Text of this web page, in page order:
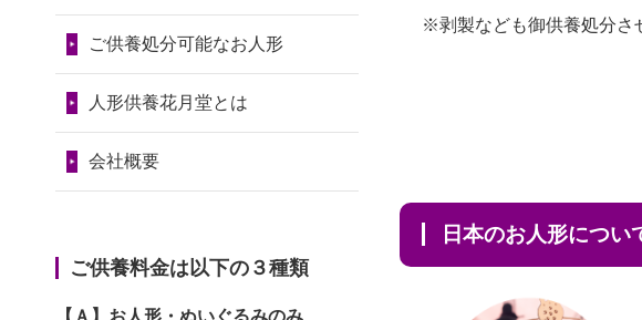
※剥製なども御供養処分さ
日本のお人形につい
2026/07/29 09:23
2026/06/30 長年大事にしてき
た雛人形です、供養していた
2026/06/29
人形以外はどうしてるのです
か？
人形はどうなるのでしょう
か？
しても良いですか？
第76回人形供養祭
令和7年2月28日(金)
第75回人形供養祭
令和7年1月17日(金)
第73回人形供養祭
ご供養処分可能なお人形
人形供養花月堂とは
会社概要
ご供養料金は以下の３種類